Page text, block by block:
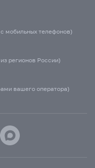
мобильных телефонов)
регионов России)
вашего оператора)